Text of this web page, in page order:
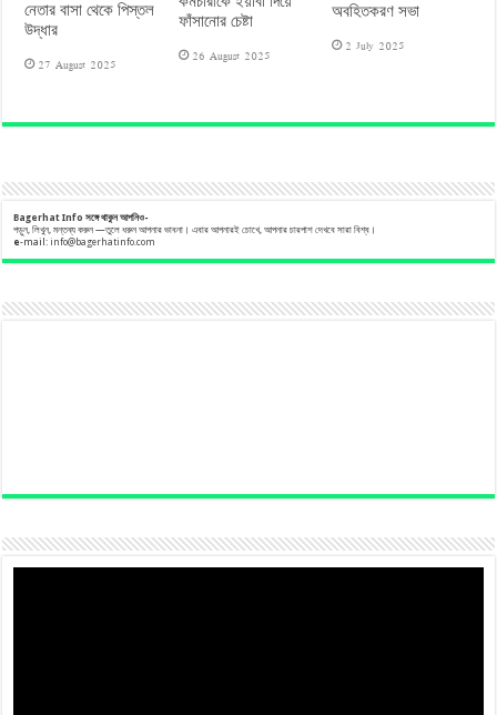
নেতার বাসা থেকে পিস্তল
উদ্ধার
27 August 2025
ফাঁসানোর চেষ্টা
26 August 2025
অবহিতকরণ সভা
2 July 2025
Bagerhat Info সঙ্গেথাকুনআপনিও-
পড়ুন, লিখুন, মন্তব্য করুন —তুলে ধরুন আপনার ভাবনা। এবার আপনারই চোখে, আপনার চারপাশ দেখবে সারা বিশ্ব।
e-mail:info@bagerhatinfo.com